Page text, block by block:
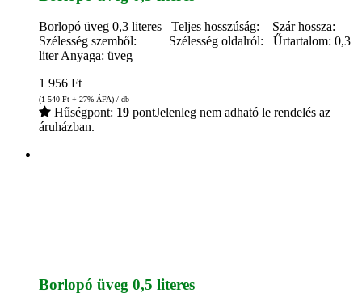
Borlopó üveg 0,3 literes Teljes hosszúság: Szár hossza:
Szélesség szemből: Szélesség oldalról: Űrtartalom: 0,3
liter Anyaga: üveg
1 956 Ft
(1 540 Ft + 27% ÁFA) / db
Hűségpont: 19 pontJelenleg nem adható le rendelés az
áruházban.
Borlopó üveg 0,5 literes